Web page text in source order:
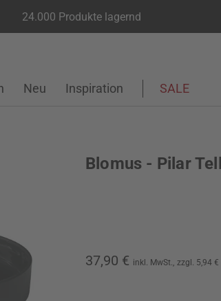
24.000 Produkte lagernd
Neu Inspiration SALE
Blomus - Pilar
37,90 € inkl. MwSt., zzgl. 5,94 €